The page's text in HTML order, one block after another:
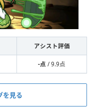
アシスト評価
-点 / 9.9点
を見る